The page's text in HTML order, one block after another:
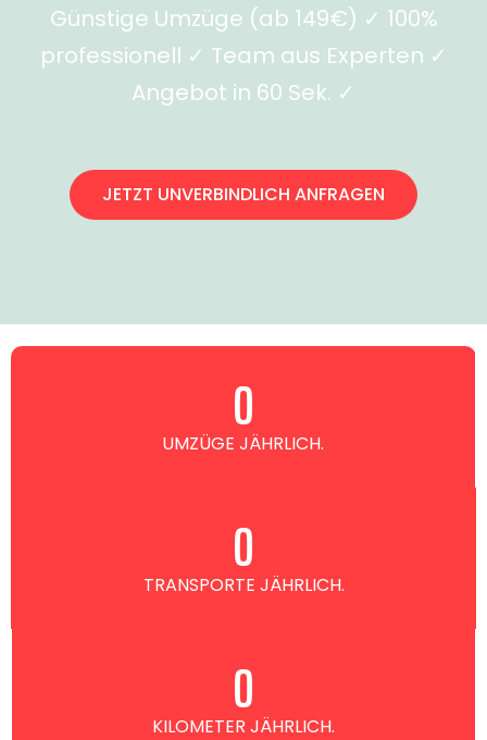
Günstige Umzüge (ab 149€) ✓ 100%
professionell ✓ Team aus Experten ✓
Angebot in 60 Sek. ✓
JETZT UNVERBINDLICH ANFRAGEN
UMZÜGE JÄHRLICH.
0
TRANSPORTE JÄHRLICH.
0
KILOMETER JÄHRLICH.
0